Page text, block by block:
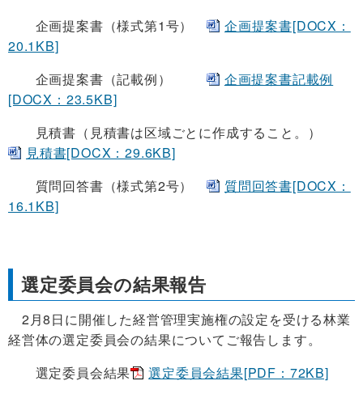
企画提案書（様式第1号）
企画提案書[DOCX：
20.1KB]
企画提案書（記載例）
企画提案書記載例
[DOCX：23.5KB]
見積書（見積書は区域ごとに作成すること。）
見積書[DOCX：29.6KB]
質問回答書（様式第2号）
質問回答書[DOCX：
16.1KB]
選定委員会の結果報告
2月8日に開催した経営管理実施権の設定を受ける林業
経営体の選定委員会の結果についてご報告します。
選定委員会結果
選定委員会結果[PDF：72KB]